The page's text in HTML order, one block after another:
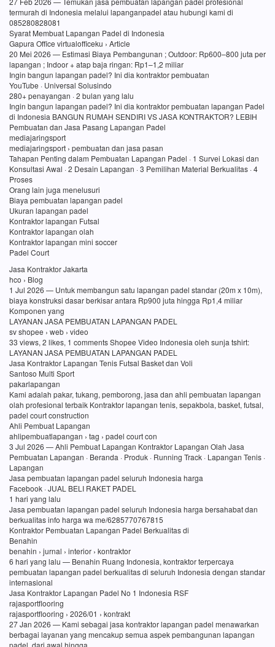
termurah di Indonesia melalui lapanganpadel atau hubungi kami di
085280828081
Syarat Membuat Lapangan Padel di Indonesia
Gapura Office virtualofficeku › Article
20 Mei 2026 — Estimasi Biaya Pembangunan ; Outdoor: Rp600–800 juta per
lapangan ; Indoor + atap baja ringan: Rp1–1,2 miliar
Ingin bangun lapangan padel? Ini dia kontraktor pembuatan
YouTube · Universal Solusindo
280+ penayangan · 2 bulan yang lalu
Ingin bangun lapangan padel? Ini dia kontraktor pembuatan lapangan Padel
di Indonesia BANGUN RUMAH SENDIRI VS JASA KONTRAKTOR? LEBIH
Pembuatan dan Jasa Pasang Lapangan Padel
mediajaringsport
mediajaringsport › pembuatan dan jasa pasan
Tahapan Penting dalam Pembuatan Lapangan Padel · 1 Survei Lokasi dan
Konsultasi Awal · 2 Desain Lapangan · 3 Pemilihan Material Berkualitas · 4
Proses
Orang lain juga menelusuri
Biaya pembuatan lapangan padel
Ukuran lapangan padel
Kontraktor lapangan Futsal
Kontraktor lapangan olah
Kontraktor lapangan mini soccer
Padel Court
Jasa Kontraktor Jakarta
hco › Blog
1 Jul 2026 — Untuk membangun satu lapangan padel standar (20m x 10m),
biaya konstruksi dasar berkisar antara Rp900 juta hingga Rp1,4 miliar
Komponen yang
LAYANAN JASA PEMBUATAN LAPANGAN PADEL
sv shopee › web › video
33 views, 2 likes, 1 comments Shopee Video Indonesia oleh sunja tshirt:
LAYANAN JASA PEMBUATAN LAPANGAN PADEL
Jasa Kontraktor Lapangan Tenis Futsal Basket dan Voli
Santoso Multi Sport
pakarlapangan
Kami adalah pakar, tukang, pemborong, jasa dan ahli pembuatan lapangan
olah profesional terbaik Kontraktor lapangan tenis, sepakbola, basket, futsal,
padel court construction
Ahli Pembuat Lapangan
ahlipembuatlapangan › tag › padel court con
3 Jul 2026 — Ahli Pembuat Lapangan Kontraktor Lapangan Olah Jasa
Pembuatan Lapangan · Beranda · Produk · Running Track · Lapangan Tenis ·
Lapangan
Jasa pembuatan lapangan padel seluruh Indonesia harga
Facebook · JUAL BELI RAKET PADEL
1 hari yang lalu
Jasa pembuatan lapangan padel seluruh Indonesia harga bersahabat dan
berkualitas info harga wa me/6285770767815
Kontraktor Pembuatan Lapangan Padel Berkualitas di
Benahin
benahin › jurnal › interior › kontraktor
6 hari yang lalu — Benahin Ruang Indonesia, kontraktor terpercaya
pembuatan lapangan padel berkualitas di seluruh Indonesia dengan standar
internasional
Jasa Kontraktor Lapangan Padel No 1 Indonesia RSF
rajasportflooring
rajasportflooring › 2026/01 › kontrakt
27 Jan 2026 — Kami sebagai jasa kontraktor lapangan padel menawarkan
berbagai layanan yang mencakup semua aspek pembangunan lapangan
padel, dari awal hingga